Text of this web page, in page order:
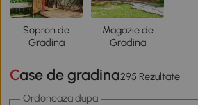
Sopron de
Gradina
Magazie de
Gradina
Case de gradina295 Rezultate
Ordoneaza dupa